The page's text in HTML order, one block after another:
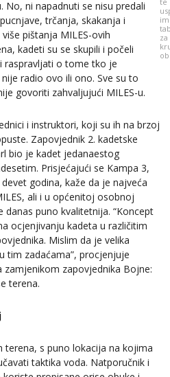
za
ni napadnuti se nisu predali
trčanja, skakanja i
pištanja MILES-ovih
kadeti su se skupili i počeli
raspravljati o tome tko je
radio ovo ili ono. Sve su to
govoriti zahvaljujući MILES-u.
i instruktori, koji su ih na brzoj
Zapovjednik 2. kadetske
bio je kadet jedanaestog
Prisjećajući se Kampa 3,
godina, kaže da je najveća
ali i u općenitoj osobnoj
puno kvalitetnija. “Koncept
ocjenjivanju kadeta u različitim
Mislim da je velika
tim zadaćama”, procjenjuje
zamjenikom zapovjednika Bojne:
terena.
terena, s puno lokacija na kojima
taktika voda. Natporučnik i